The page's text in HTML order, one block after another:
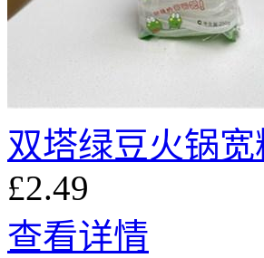
双塔绿豆火锅宽
£2.49
查看详情